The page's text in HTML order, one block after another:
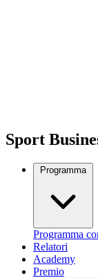
Sport
Programma
Programma
Relatori
Academy
Premio